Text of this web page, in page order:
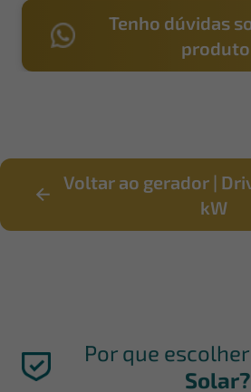
Tenho dúvidas
produto
Voltar ao gerador |
kW
Por que
Solar?